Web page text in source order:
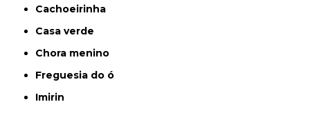
cachoeirinha
casa verde
chora menino
freguesia do ó
imirin